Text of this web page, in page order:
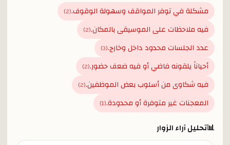
مشكلة في توفر المواقف وسهولة الوقوف.(
2
)
فيه ملاحظات على الموسيقى بالمكان.(
2
)
عدد الجلسات محدود داخل وخارج.(
3
)
أحياناً يلقونه فاضي أو فيه ضعف حضور.(
2
)
فيه شكاوى من أسلوب بعض الموظفين.(
2
)
المعجنات غير متوفرة أو محدودة.(
1
)
📊تحليل آراء الزوار